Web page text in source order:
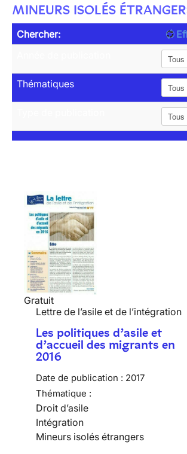
MINEURS ISOLÉS
Chercher:
Thématiques
Gratuit
Lettre de l’asile et de l’intégration
Les politiques d’asile et
d’accueil des migrants en
2016
Date de publication : 2017
Thématique :
Droit d’asile
Intégration
Mineurs isolés étrangers